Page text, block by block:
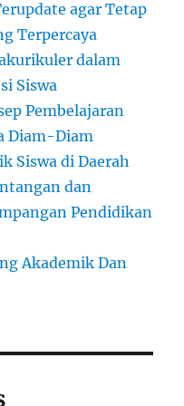
agar Tetap
Terpercaya
dalam
Siswa
Pembelajaran
Diam-Diam
Siswa di Daerah
dan
Pendidikan
Akademik Dan